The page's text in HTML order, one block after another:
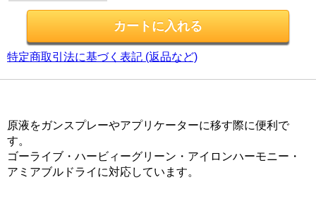
特定商取引法に基づく表記 (返品など)
原液をガンスプレーやアプリケーターに移す際に便利で
す。
ゴーライブ・ハービィーグリーン・アイロンハーモニー・
アミアブルドライに対応しています。